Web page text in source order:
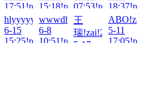
17:51!read!15:18!read!07:53!read!18:37!read!
hlyyyyyl!zai!2025-
6-15
15:25!read!
wwwdh!zai!2025-
6-8
10:51!read!
王
瑞!zai!2025-
5-17
5-11
17:05!read!